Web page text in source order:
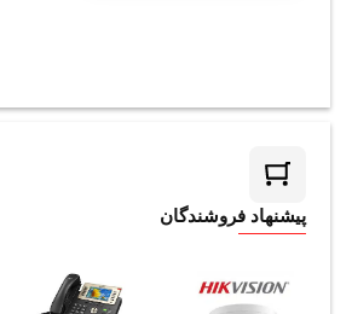
پیشنهاد فروشندگان